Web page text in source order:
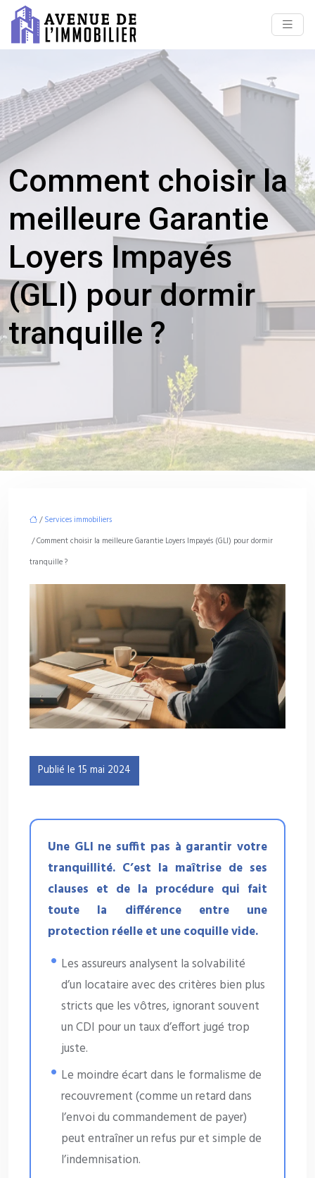
Comment choisir la
meilleure Garantie
Loyers Impayés
(GLI) pour dormir
tranquille ?
/Services immobiliers
/ Comment choisir la meilleure Garantie Loyers Impayés (GLI) pour dormir
tranquille ?
Publié le 15 mai 2024
Une GLI ne suffit pas à garantir votre
tranquillité. C’est la maîtrise de ses
clauses et de la procédure qui fait
toute la différence entre une
protection réelle et une coquille vide.
Les assureurs analysent la solvabilité
d’un locataire avec des critères bien plus
stricts que les vôtres, ignorant souvent
un CDI pour un taux d’effort jugé trop
juste.
Le moindre écart dans le formalisme de
recouvrement (comme un retard dans
l’envoi du commandement de payer)
peut entraîner un refus pur et simple de
l’indemnisation.